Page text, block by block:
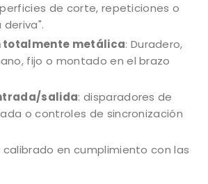
de corte, repeticiones o
totalmente metálica: Duradero,
fijo o montado en el brazo
salida: disparadores de
o controles de sincronización
en cumplimiento con las